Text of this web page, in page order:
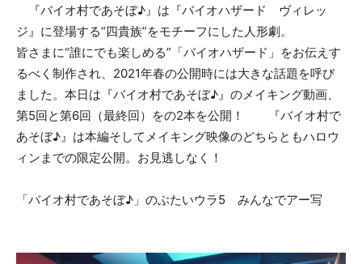
『バイオ村であそぼ♪』は『バイオハザード ヴィレッ
ジ』に登場する“四貴族”をモチーフにした人形劇。
皆さまに“誰にでも楽しめる”「バイオハザード」をお伝えす
るべく制作され、2021年春の公開時には大きな話題を呼び
ました。本日は『バイオ村であそぼ♪』のメイキング動画、
第5回と第6回（最終回）をの2本を公開！ 『バイオ村で
あそぼ♪』は本編そしてメイキング映像のどちらともハロウ
ィンまでの限定公開。お見逃しなく！
「バイオ村であそぼ♪」のぶたいウラ5 みんなでアー写